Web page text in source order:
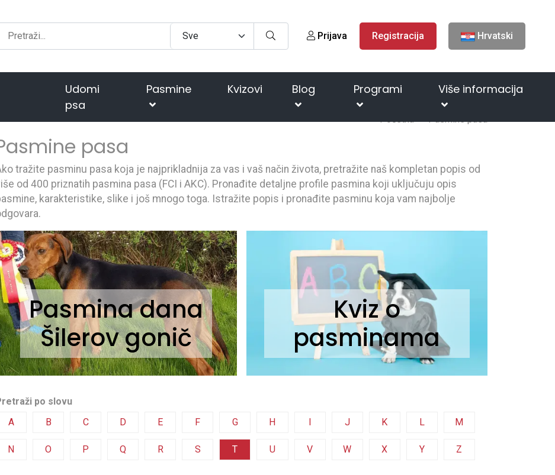
Prijava Registracija Hrvatski
Udomi
psa
Pasmine Kvizovi Blog Programi Više informacija
Početna Pasmine pasa
pasa
tražite pasminu pasa koja je najprikladnija za vas i vaš način života, pretražite naš kompletan popis od
od 400 priznatih pasmina pasa (FCI i AKC). Pronađite detaljne profile pasmina koji uključuju opis
karakteristike, slike i još mnogo toga. Istražite popis i pronađite pasminu koja vam najbolje
Pasmina dana
Šilerov gonič
Kviz o
pasminama
po slovu
A
B C D E F G H I J K L M
N O P Q R S T U V W X Y Z